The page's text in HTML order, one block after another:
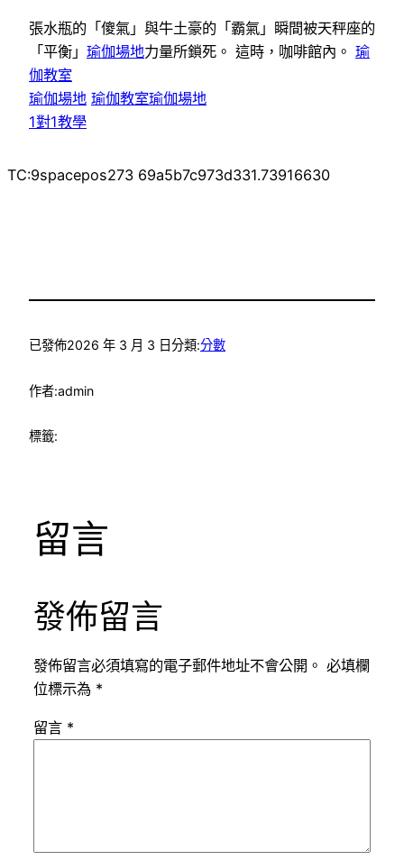
張水瓶的「傻氣」與牛土豪的「霸氣」瞬間被天秤座的
「平衡」 瑜伽場地力量所鎖死。 這時，咖啡館內。 瑜
伽教室
瑜伽場地 瑜伽教室瑜伽場地
1對1教學
TC:9spacepos273 69a5b7c973d331.73916630
已發佈2026 年 3 月 3 日分類:分數
作者:admin
標籤:
留言
發佈留言
發佈留言必須填寫的電子郵件地址不會公開。 必填欄
位標示為 *
留言 *